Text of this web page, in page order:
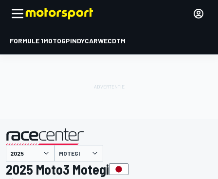
FORMULE 1MOTOGPINDYCARWECDTM
gepresenteerd door MOTEGI
2025 Moto3 Motegi